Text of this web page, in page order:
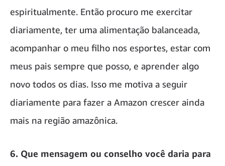
espiritualmente. Então procuro me exercitar
diariamente, ter uma alimentação balanceada,
acompanhar o meu filho nos esportes, estar com
meus pais sempre que posso, e aprender algo
novo todos os dias. Isso me motiva a seguir
diariamente para fazer a Amazon crescer ainda
mais na região amazônica.
6. Que mensagem ou conselho você daria para